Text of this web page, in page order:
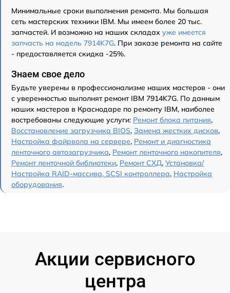
Минимальные сроки выполнения ремонта. Мы большая
сеть мастерских техники IBM. Мы имеем более 20 тыс.
запчастей. И возможно на наших складах уже имеется
запчасть на модель 7914K7G. При заказе ремонта на сайте
- предоставляется скидка -25%.
Знаем свое дело
Будьте уверены в профессионализме наших мастеров - они
с уверенностью выполнят ремонт IBM 7914K7G. По данным
наших мастеров в Краснодаре по ремонту IBM, наиболее
востребованы следующие услуги: Ремонт блока питания,
Восстановление загрузчика BIOS, Замена жестких дисков,
Настройка файрвола на сервере, Ремонт и диагностика
ленточного автозагрузчика, Ремонт ленточного накопителя,
Ремонт ленточной библиотеки, Ремонт СХД, Установка/
Настройка RAID-массива, SCSI контроллера, Настройка
оборудования.
Акции сервисного
центра